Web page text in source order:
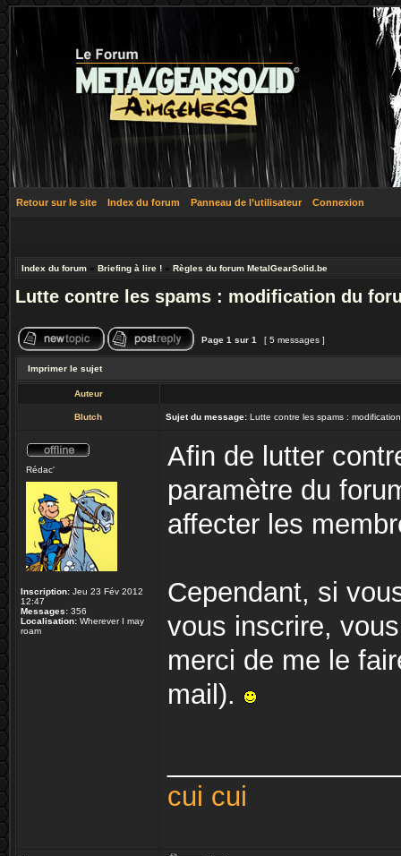
Retour sur le site Index du forum Panneau de l’utilisateur Connexion
Index du forum » Briefing à lire ! » Règles du forum MetalGearSolid.be
Lutte contre les spams : modification du
Page 1 sur 1 [ 5 messages ]
Imprimer le sujet
Auteur
Blutch Sujet du message: Lutte contre les spams :
Rédac'
Inscription: Jeu 23 Fév 2012
12:47
Messages: 356
Localisation: Wherever I may
roam
Afin de lutter
paramètre du
affecter les
Cependant, si
vous inscrire,
merci de me le
mail).
cui cui